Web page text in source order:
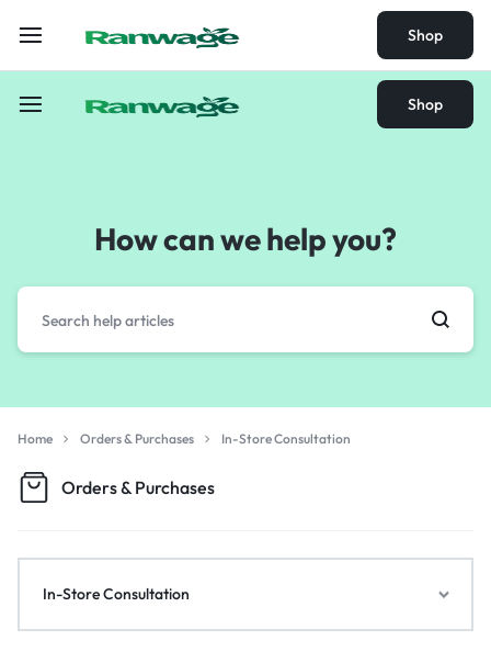
Shop
Shop
How can we help you?
Home Orders & Purchases In-Store Consultation
Orders & Purchases
In-Store Consultation